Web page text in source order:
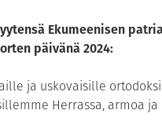
Ekumeenisen
päivänä 2024:
ja uskovaisille
Herrassa, armoa ja